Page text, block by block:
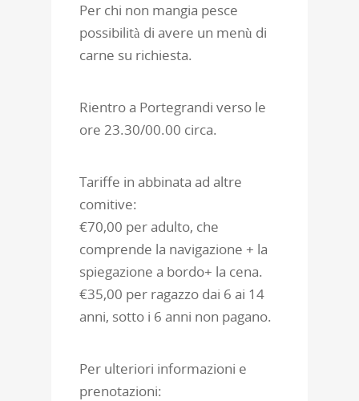
Per chi non mangia pesce
possibilità di avere un menù di
carne su richiesta.
Rientro a Portegrandi verso le
ore 23.30/00.00 circa.
Tariffe in abbinata ad altre
comitive:
€70,00 per adulto, che
comprende la navigazione + la
spiegazione a bordo+ la cena.
€35,00 per ragazzo dai 6 ai 14
anni, sotto i 6 anni non pagano.
Per ulteriori informazioni e
prenotazioni: